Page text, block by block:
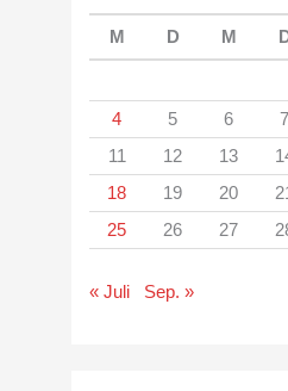
M D M
4
5 6 7
11
12 13
18
19 20 21
25
26 27
« Juli Sep. »